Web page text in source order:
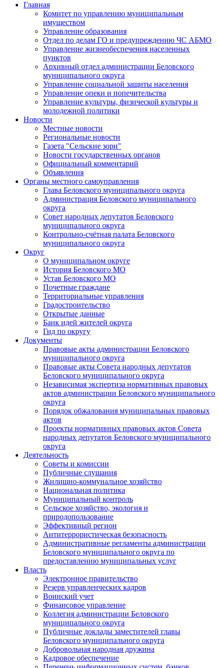
Главная
Комитет по управлению муниципальным
имуществом
Управление образования
Отдел по делам ГО и предупреждению ЧС АБМО
Управление жизнеобеспечения населенных
пунктов
Архивный отдел администрации Беловского
муниципального округа
Управление социальной защиты населения
Управление опеки и попечительства
Управление культуры, физической культуры и
молодежной политики
Новости
Местные новости
Региональные новости
Газета "Сельские зори"
Новости государственных органов
Официальный комментарий
Объявления
Органы местного самоуправления
Глава Беловского муниципального округа
Администрация Беловского муниципального
округа
Совет народных депутатов Беловского
муниципального округа
Контрольно-счётная палата Беловского
муниципального округа
Округ
О муниципальном округе
История Беловского МО
Устав Беловского МО
Почетные граждане
Территориальные управления
Градостроительство
Открытые данные
Банк идей жителей округа
Гид по округу
Документы
Правовые акты администрации Беловского
муниципального округа
Правовые акты Совета народных депутатов
Беловского муниципального округа
Независимая экспертиза нормативных правовых
актов администрации Беловского муниципального
округа
Порядок обжалования муниципальных правовых
актов
Проекты нормативных правовых актов Совета
народных депутатов Беловского муниципального
округа
Деятельность
Советы и комиссии
Публичные слушания
Жилищно-коммунальное хозяйство
Национальная политика
Муниципальный контроль
Сельское хозяйство, экология и
природопользование
Эффективный регион
Антитеррористическая безопасность
Административные регламенты администрации
Беловского муниципального округа по
предоставлению муниципальных услуг
Власть
Электронное правительство
Резерв управленческих кадров
Воинский учет
Финансовое управление
Коллегия администрации Беловского
муниципального округа
Публичные доклады заместителей главы
Беловского муниципального округа
Добровольная народная дружина
Кадровое обеспечение